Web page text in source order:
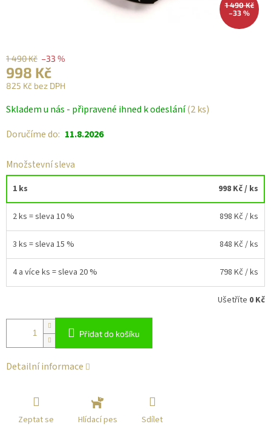
1 490 Kč
–33 %
1 490 Kč –33 %
998 Kč
825 Kč bez DPH
cena:
Skladem u nás - připravené ihned k odeslání(2 ks)
Doručíme do: 11.8.2026
Množstevní sleva
1 ks 998 Kč/ ks
2 ks = sleva 10 % 898 Kč / ks
3 ks = sleva 15 % 848 Kč / ks
4 a více ks = sleva 20 % 798 Kč / ks
Ušetříte 0 Kč
Přidat do košíku
Detailní informace
Zeptat se Hlídací pes Sdílet